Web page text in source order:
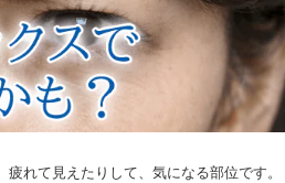
れて見えたりして、気になる部位です。